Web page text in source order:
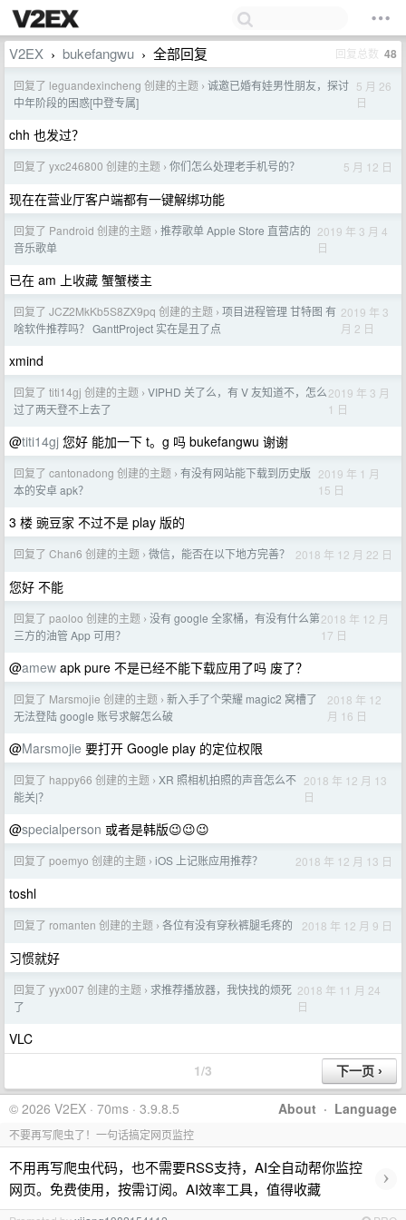
V2EX › bukefangwu › 全部回复 回复总数 48
回复了 leguandexincheng 创建的主题 › 诚邀已婚有娃男性朋友，探讨
中年阶段的困惑[中登专属]
5 月 26
日
chh 也发过？
回复了 yxc246800 创建的主题 › 你们怎么处理老手机号的？ 5 月 12 日
现在在营业厅客户端都有一键解绑功能
回复了 Pandroid 创建的主题 › 推荐歌单 Apple Store 直营店的
音乐歌单
2019 年 3 月 4
日
已在 am 上收藏 蟹蟹楼主
回复了 JCZ2MkKb5S8ZX9pq 创建的主题 › 项目进程管理 甘特图 有
啥软件推荐吗？ GanttProject 实在是丑了点
2019 年 3
月 2 日
xmind
回复了 titi14gj 创建的主题 › VIPHD 关了么，有 V 友知道不，怎么
过了两天登不上去了
2019 年 3 月
1 日
@titi14gj 您好 能加一下 t。g 吗 bukefangwu 谢谢
回复了 cantonadong 创建的主题 › 有没有网站能下载到历史版
本的安卓 apk？
2019 年 1 月
15 日
3 楼 豌豆家 不过不是 play 版的
回复了 Chan6 创建的主题 › 微信，能否在以下地方完善？ 2018 年 12 月 22 日
您好 不能
回复了 paoloo 创建的主题 › 没有 google 全家桶，有没有什么第
三方的油管 App 可用？
2018 年 12 月
17 日
@amew apk pure 不是已经不能下载应用了吗 废了？
回复了 Marsmojie 创建的主题 › 新入手了个荣耀 magic2 窝槽了
无法登陆 google 账号求解怎么破
2018 年 12
月 16 日
@Marsmojie 要打开 Google play 的定位权限
回复了 happy66 创建的主题 › XR 照相机拍照的声音怎么不
能关|？
2018 年 12 月 13
日
@specialperson 或者是韩版😉😉😉
回复了 poemyo 创建的主题 › iOS 上记账应用推荐？ 2018 年 12 月 13 日
toshl
回复了 romanten 创建的主题 › 各位有没有穿秋裤腿毛疼的 2018 年 12 月 9 日
习惯就好
回复了 yyx007 创建的主题 › 求推荐播放器，我快找的烦死
了
2018 年 11 月 24
日
VLC
1/3
About · Language
© 2026 V2EX · 70ms · 3.9.8.5
不要再写爬虫了！一句话搞定网页监控
不用再写爬虫代码，也不需要RSS支持，AI全自动帮你监控
网页。免费使用，按需订阅。AI效率工具，值得收藏
›